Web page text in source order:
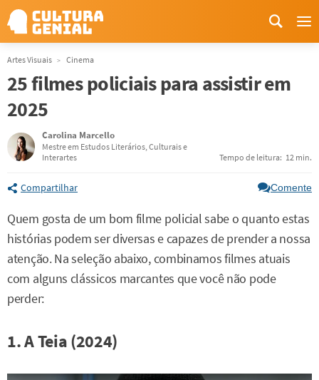
Artes Visuais Cinema
25 filmes policiais para assistir em
2025
Carolina Marcello
Mestre em Estudos Literários, Culturais e
Interartes
Tempo de leitura: 12 min.
Compartilhar Comente
Quem gosta de um bom filme policial sabe o quanto estas
histórias podem ser diversas e capazes de prender a nossa
atenção. Na seleção abaixo, combinamos filmes atuais
com alguns clássicos marcantes que você não pode
perder:
1. A Teia (2024)